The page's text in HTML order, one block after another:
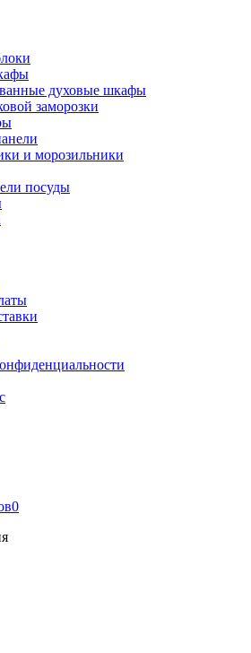
духовые шкафы
заморозки
и морозильники
посуды
0